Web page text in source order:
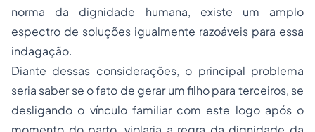
norma da dignidade humana, existe um amplo
espectro de soluções igualmente razoáveis para essa
indagação.
Diante dessas considerações, o principal problema
seria saber se o fato de gerar um filho para terceiros, se
desligando o vínculo familiar com este logo após o